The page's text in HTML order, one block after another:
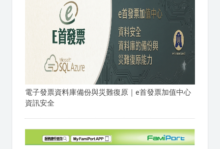
電子發票資料庫備份與災難復原｜e首發票加值中心
資訊安全